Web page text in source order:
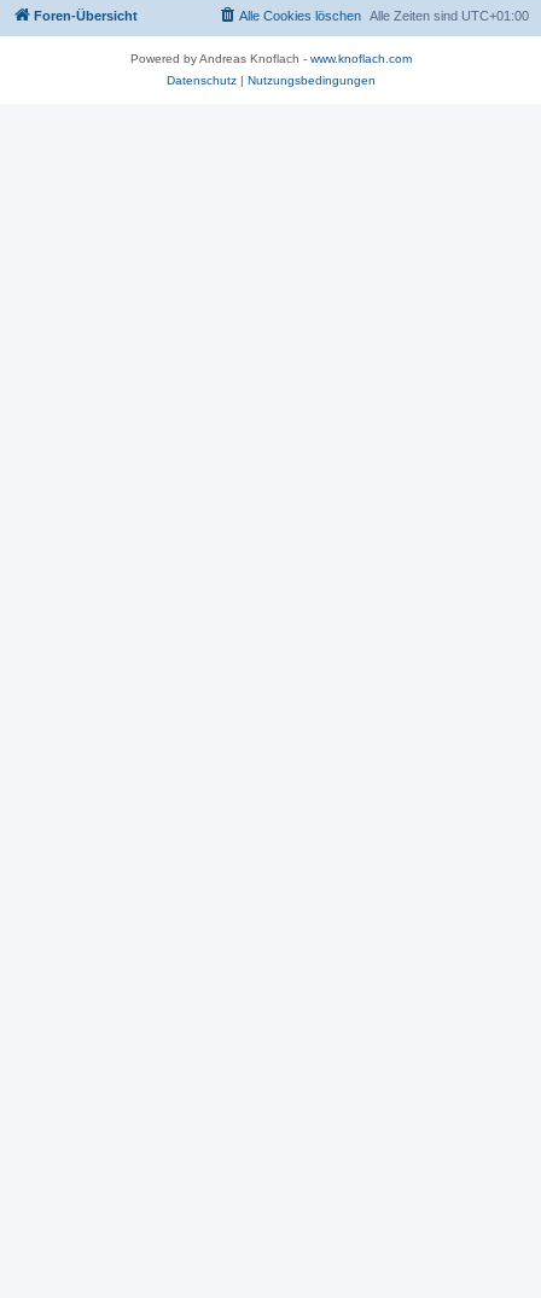
Foren-Übersicht Alle Zeiten sind UTC+01:00
Alle Cookies löschen
Powered by Andreas Knoflach - www.knoflach.com
Datenschutz| Nutzungsbedingungen